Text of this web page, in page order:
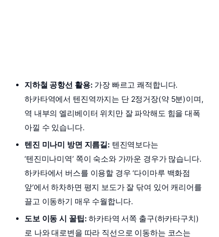
지하철 공항선 활용: 가장 빠르고 쾌적합니다.
하카타역에서 텐진역까지는 단 2정거장(약 5분)이며,
역 내부의 엘리베이터 위치만 잘 파악해도 힘을 대폭
아낄 수 있습니다.
텐진 미나미 방면 지름길: 텐진역보다는
‘텐진미나미역’ 쪽이 숙소와 가까운 경우가 많습니다.
하카타에서 버스를 이용할 경우 ‘다이마루 백화점
앞’에서 하차하면 평지 보도가 잘 닦여 있어 캐리어를
끌고 이동하기 매우 수월합니다.
도보 이동 시 꿀팁: 하카타역 서쪽 출구(하카타구치)
로 나와 대로변을 따라 직선으로 이동하는 코스는